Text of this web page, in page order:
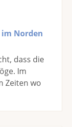
im Norden
dass die
Im
Zeiten wo